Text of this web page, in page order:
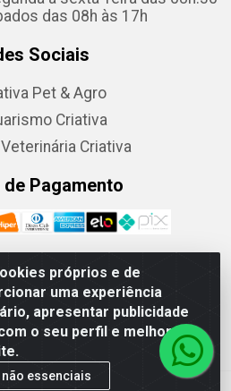
próprios e de
uma experiência
apresentar publicidade
o seu perfil e melhorar a
não essenciais
das 08h às 17h
Sociais
Pet & Agro
Criativa
Criativa
Pagamento
LTDA - R. Barão do Cerro
Grossa - PR, 84010-210 - CNPJ
618/0001-21